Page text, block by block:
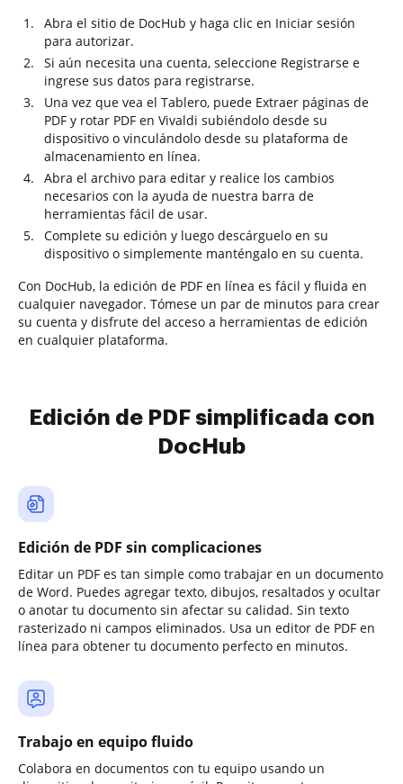
Abra el sitio de DocHub y haga clic en Iniciar sesión
para autorizar.
Si aún necesita una cuenta, seleccione Registrarse e
ingrese sus datos para registrarse.
Una vez que vea el Tablero, puede Extraer páginas de
PDF y rotar PDF en Vivaldi subiéndolo desde su
dispositivo o vinculándolo desde su plataforma de
almacenamiento en línea.
Abra el archivo para editar y realice los cambios
necesarios con la ayuda de nuestra barra de
herramientas fácil de usar.
Complete su edición y luego descárguelo en su
dispositivo o simplemente manténgalo en su cuenta.
Con DocHub, la edición de PDF en línea es fácil y fluida en
cualquier navegador. Tómese un par de minutos para crear
su cuenta y disfrute del acceso a herramientas de edición
en cualquier plataforma.
Edición de PDF simplificada con
DocHub
Edición de PDF sin complicaciones
Editar un PDF es tan simple como trabajar en un documento
de Word. Puedes agregar texto, dibujos, resaltados y ocultar
o anotar tu documento sin afectar su calidad. Sin texto
rasterizado ni campos eliminados. Usa un editor de PDF en
línea para obtener tu documento perfecto en minutos.
Trabajo en equipo fluido
Colabora en documentos con tu equipo usando un